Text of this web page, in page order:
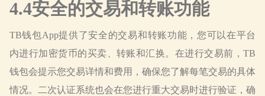
4.4安全的交易和转账功能
TB钱包App提供了安全的交易和转账功能，您可以在平台
内进行加密货币的买卖、转账和汇换。在进行交易前，TB
钱包会提示您交易详情和费用，确保您了解每笔交易的具体
情况。二次认证系统也会在您进行重大交易时进行验证，确